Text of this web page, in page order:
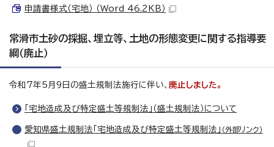
申請書様式（宅地） （Word 46.2KB）
常滑市土砂の採掘、埋立等、土地の形態変更に関する指導要
綱（廃止）
令和7年5月9日の盛土規制法施行に伴い、 廃止しました。
「宅地造成及び特定盛土等規制法」（盛土規制法）について
愛知県盛土規制法「宅地造成及び特定盛土等規制法」 （外部リンク）